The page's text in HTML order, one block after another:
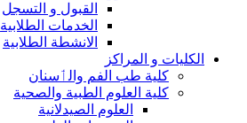
القبول و التسجل
الخدمات الطلابية
الانشطة الطلابية
الكليات و المراكز
كلية طب الفم والٲسنان
كلية العلوم الطبية والصحية
العلوم الصيدلانية